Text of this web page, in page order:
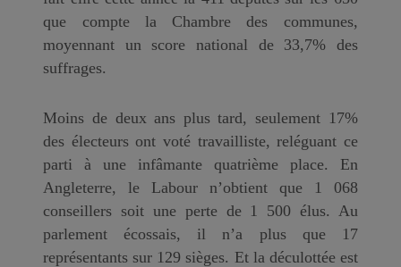
que compte la Chambre des communes,
moyennant un score national de 33,7% des
suffrages.
Moins de deux ans plus tard, seulement 17%
des électeurs ont voté travailliste, reléguant ce
parti à une infâmante quatrième place. En
Angleterre, le Labour n’obtient que 1 068
conseillers soit une perte de 1 500 élus. Au
parlement écossais, il n’a plus que 17
représentants sur 129 sièges. Et la déculottée est